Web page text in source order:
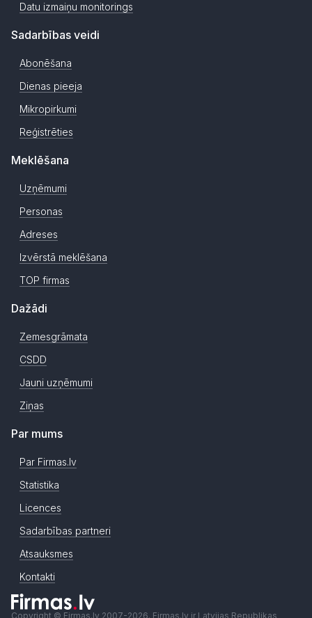
Datu izmaiņu monitorings
Sadarbības veidi
Abonēšana
Dienas pieeja
Mikropirkumi
Reģistrēties
Meklēšana
Uzņēmumi
Personas
Adreses
Izvērstā meklēšana
TOP firmas
Dažādi
Zemesgrāmata
CSDD
Jauni uzņēmumi
Ziņas
Par mums
Par Firmas.lv
Statistika
Licences
Sadarbības partneri
Atsauksmes
Kontakti
Copyright © Firmas.lv 2007-2026. Firmas.lv ir Latvijas Republikas